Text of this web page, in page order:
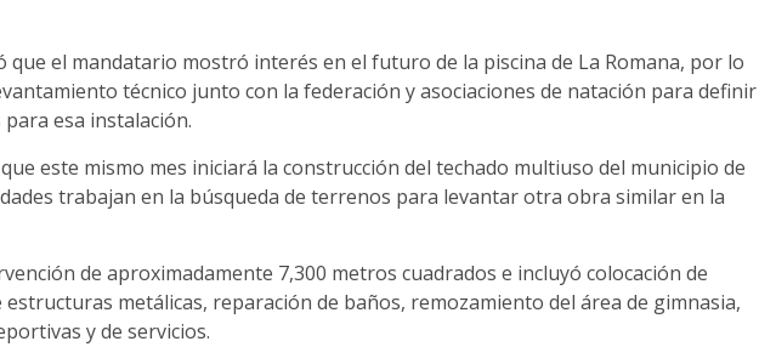
que el mandatario mostró interés en el futuro de la piscina de La Romana, por lo
técnico junto con la federación y asociaciones de natación para definir
esa instalación.
este mismo mes iniciará la construcción del techado multiuso del municipio de
trabajan en la búsqueda de terrenos para levantar otra obra similar en la
de aproximadamente 7,300 metros cuadrados e incluyó colocación de
metálicas, reparación de baños, remozamiento del área de gimnasia,
y de servicios.